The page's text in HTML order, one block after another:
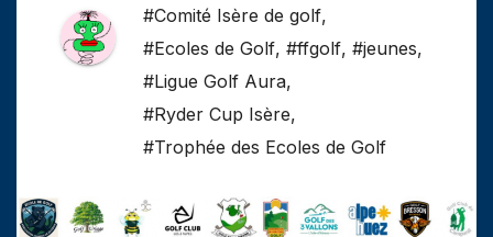
#Comité Isère de golf,
#Ecoles de Golf, #ffgolf, #jeunes,
#Ligue Golf Aura,
#Ryder Cup Isère,
#Trophée des Ecoles de Golf